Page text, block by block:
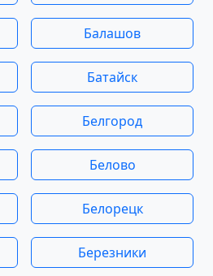
Балашов
Батайск
Белгород
Белово
Белорецк
Березники